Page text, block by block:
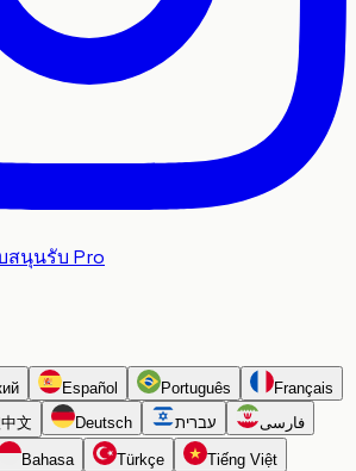
สนุนรับ Pro
Español Português
Français
文 Deutsch עברית فارسی
Bahasa Türkçe
Tiếng Việt